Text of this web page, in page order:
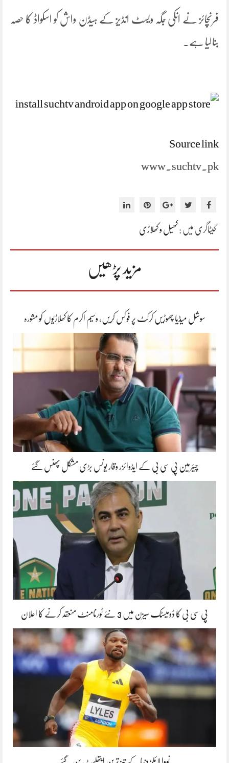
فرنچائز نے انکی جگہ ویسٹ انڈیز کے ہیڈن واش کو اسکواڈ کا حصہ
بنالیا ہے۔
Source link
www.suchtv.pk
کیٹاگری میں : کھیل و کھلاڑی
مزید پڑھیں
سوشل میڈیا چھوڑیں کرکٹ پر فوکس کریں، وسیم اکرم کا کھلاڑیوں کو مشورہ
چیئرمین پی سی بی کے ایڈوائزر وقار یونس بڑی مشکل پھنس گئے
پی سی بی کا ڈومیسٹک سیزن میں 3 نئے ٹورنامنٹ منعقد کرنے کا اعلان